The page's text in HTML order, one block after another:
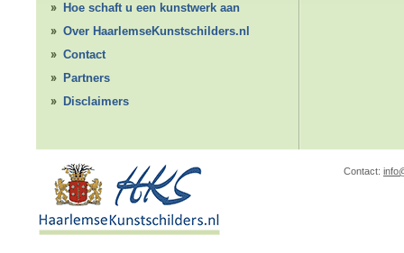
Hoe schaft u een kunstwerk aan
Over HaarlemseKunstschilders.nl
Contact
Partners
Disclaimers
Contact: